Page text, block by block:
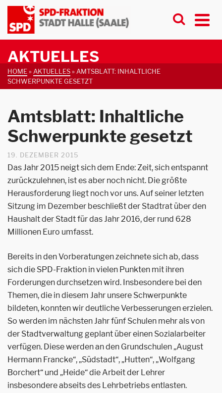
AKTUELLES
HOME» AKTUELLES» AMTSBLATT: INHALTLICHE
SCHWERPUNKTE GESETZT
Amtsblatt: Inhaltliche
Schwerpunkte gesetzt
19. DEZEMBER 2015
Das Jahr 2015 neigt sich dem Ende: Zeit, sich entspannt
zurückzulehnen, ist es aber noch nicht. Die größte
Herausforderung liegt noch vor uns. Auf seiner letzten
Sitzung im Dezember beschließt der Stadtrat über den
Haushalt der Stadt für das Jahr 2016, der rund 628
Millionen Euro umfasst.
Bereits in den Vorberatungen zeichnete sich ab, dass
sich die SPD-Fraktion in vielen Punkten mit ihren
Forderungen durchsetzen wird. Insbesondere bei den
Themen, die in diesem Jahr unsere Schwerpunkte
bildeten, konnten wir deutliche Verbesserungen erzielen.
So werden im nächsten Jahr fünf Schulen mehr als von
der Stadtverwaltung geplant über einen Sozialarbeiter
verfügen. Diese werden an den Grundschulen „August
Hermann Francke“, „Südstadt“, „Hutten“, „Wolfgang
Borchert“ und „Heide“ die Arbeit der Lehrer
insbesondere abseits des Lehrbetriebs entlasten.